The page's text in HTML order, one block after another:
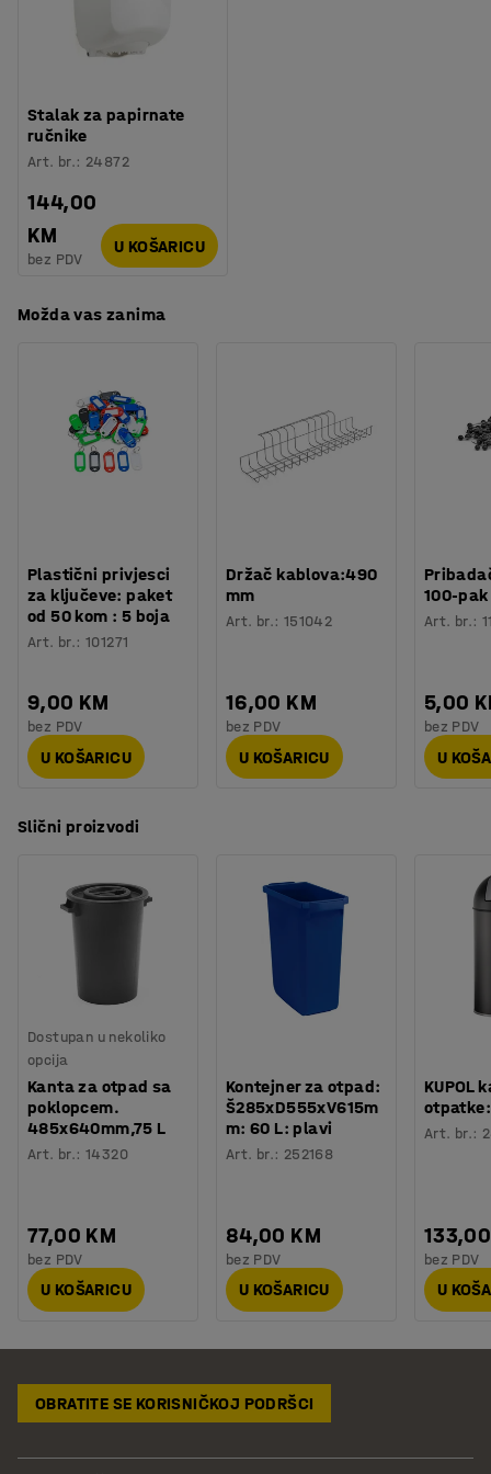
Stalak za papirnate
ručnike
Art. br.: 24872
144,00
KM
bez PDV
U KOŠARICU
Možda vas zanima
Plastični privjesci
za ključeve: paket
od 50 kom : 5 boja
Art. br.:101271
9,00 KM
bez PDV
U KOŠARICU
Držač kablova:490
mm
Art. br.: 151042
16,00 KM
bez PDV
U KOŠARICU
100-pak
Art. br.:
5,00
bez PDV
U
Slični proizvodi
Dostupan u nekoliko
opcija
Kanta za otpad sa
poklopcem.
485x640mm,75 L
Art. br.:14320
77,00 KM
bez PDV
U KOŠARICU
Kontejner za otpad:
Š285xD555xV615m
m: 60 L: plavi
Art. br.: 252168
84,00 KM
bez PDV
U KOŠARICU
KUPOL
Art. br.:
bez PDV
U
OBRATITE SE KORISNIČKOJ PODRŠCI